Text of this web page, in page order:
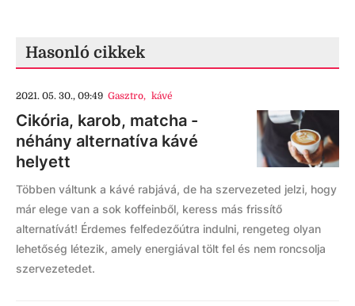
Hasonló cikkek
2021. 05. 30., 09:49 Gasztro, kávé
Cikória, karob, matcha -
néhány alternatíva kávé
helyett
Többen váltunk a kávé rabjává, de ha szervezeted jelzi, hogy
már elege van a sok koffeinből, keress más frissítő
alternatívát! Érdemes felfedezőútra indulni, rengeteg olyan
lehetőség létezik, amely energiával tölt fel és nem roncsolja
szervezetedet.